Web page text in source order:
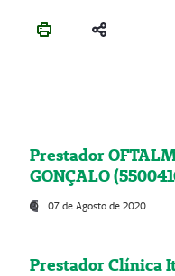
Prestador
GONÇALO
07 de Agosto de 2020
Prestador Clínica